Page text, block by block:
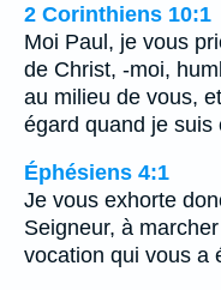
2 Corinthiens 10:1
Moi Paul, je vous
de Christ, -moi,
au milieu de vous,
égard quand je suis
Éphésiens 4:1
Je vous exhorte
Seigneur, à
vocation qui vous a